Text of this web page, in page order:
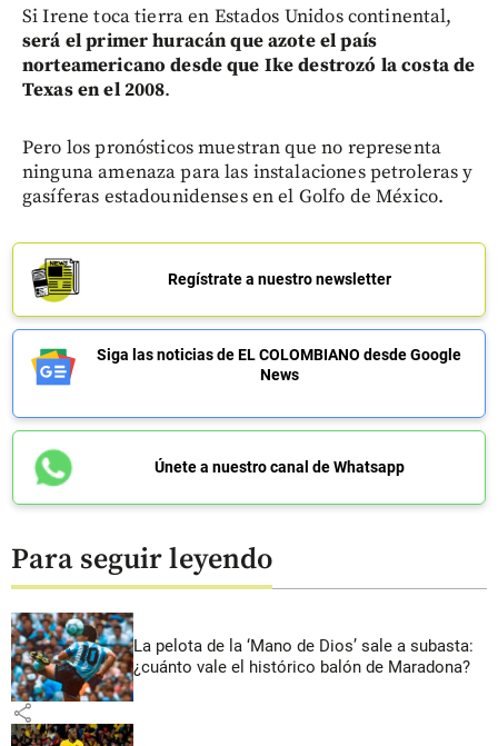
Si Irene toca tierra en Estados Unidos continental,
será el primer huracán que azote el país
norteamericano desde que Ike destrozó la costa de
Texas en el 2008.
Pero los pronósticos muestran que no representa
ninguna amenaza para las instalaciones petroleras y
gasíferas estadounidenses en el Golfo de México.
Regístrate a nuestro newsletter
Siga las noticias de EL COLOMBIANO desde Google
News
Únete a nuestro canal de Whatsapp
Para seguir leyendo
La pelota de la ‘Mano de Dios’ sale a subasta:
¿cuánto vale el histórico balón de Maradona?
share